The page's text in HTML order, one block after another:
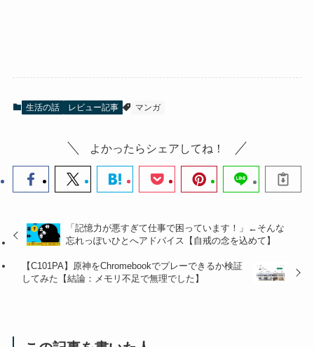
生活の話 レビュー記事 マンガ
よかったらシェアしてね！
「記憶力が悪すぎて仕事で困っています！」←そんな
忘れっぽいひとへアドバイス【自戒の念を込めて】
【C101PA】原神をChromebookでプレーできるか検証
してみた【結論：メモリ不足で無理でした】